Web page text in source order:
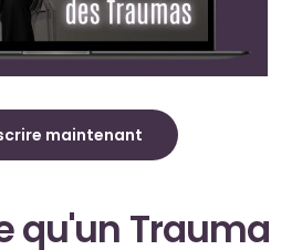
maintenant
qu'un Trauma